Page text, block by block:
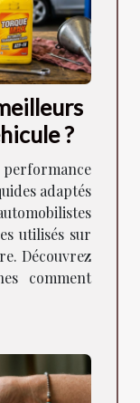
?
adaptés
utilisés sur
Découvrez
comment